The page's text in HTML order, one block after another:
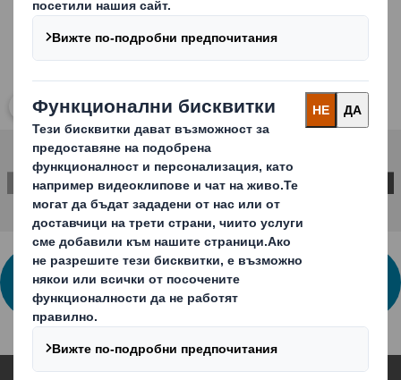
Кликнете, за да отворите снимката
СВЪРЖЕТЕ СЕ С НАС ЗА ПОВЕЧЕ
ИНФОРМАЦИЯ